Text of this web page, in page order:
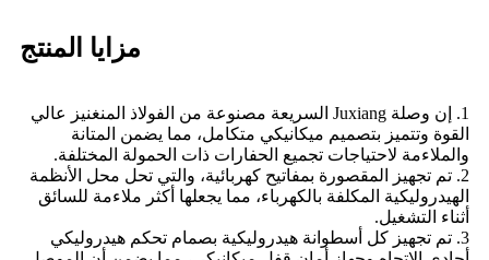
مزايا المنتج
1. إن وصلة Juxiang السريعة مصنوعة من الفولاذ المنغنيز عالي
القوة وتتميز بتصميم ميكانيكي متكامل، مما يضمن المتانة
والملاءمة لاحتياجات تجميع الحفارات ذات الحمولة المختلفة.
2. تم تجهيز المقصورة بمفاتيح كهربائية، والتي تحل محل الأنظمة
الهيدروليكية المكلفة بالكهرباء، مما يجعلها أكثر ملاءمة للسائق
أثناء التشغيل.
3. تم تجهيز كل أسطوانة هيدروليكية بصمام تحكم هيدروليكي